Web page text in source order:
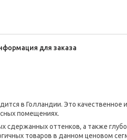
для заказа
в Голландии. Это
помещениях.
сдержанных оттенков, а также
товаров в данном ценовом